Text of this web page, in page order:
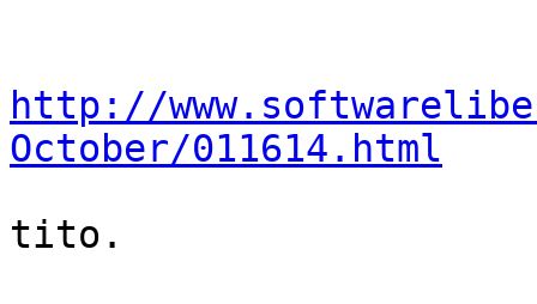
http://
October/011614.html
tito.